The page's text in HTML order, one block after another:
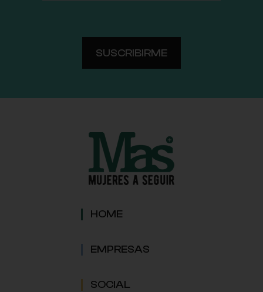
HOME
EMPRESAS
SOCIAL